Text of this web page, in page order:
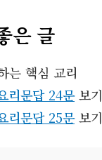
은 글
는 핵심 교리
리문답 24문보기
리문답 25문보기